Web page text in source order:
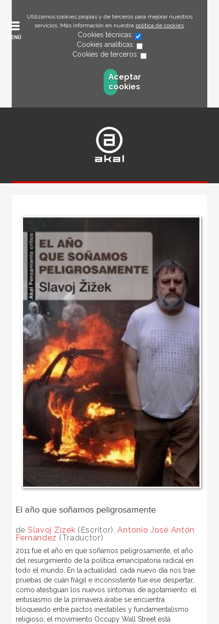
Utilizamos cookies propias y de terceros para mejorar nuestros
servicios. Más información en nuestra política de cookies.
Cookies técnicas:
Cookies analíticas:
Cookies de terceros:
Aceptar
cookies
MENÚ
El año que soñamos peligrosamente
de Slavoj Zizek (Escritor),Antonio José Antón
Fernández (Traductor)
2011 fue el año en que soñamos peligrosamente, el año
del resurgimiento de la política emancipatoria radical en
todo el mundo. En la actualidad, cada nuevo día nos trae
pruebas de cuán frágil e inconsistente fue ese despertar,
como atestiguan los nuevos síntomas de agotamiento: el
entusiasmo de la primavera árabe se encuentra
bloqueado entre pactos inestables y fundamentalismo
religioso; el movimiento Occupy Wall Street está